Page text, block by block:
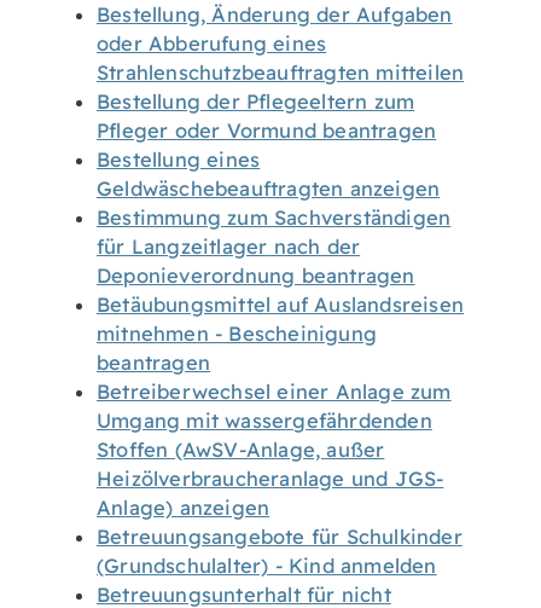
Bestellung, Änderung der Aufgaben
oder Abberufung eines
Strahlenschutzbeauftragten mitteilen
Bestellung der Pflegeeltern zum
Pfleger oder Vormund beantragen
Bestellung eines
Geldwäschebeauftragten anzeigen
Bestimmung zum Sachverständigen
für Langzeitlager nach der
Deponieverordnung beantragen
Betäubungsmittel auf Auslandsreisen
mitnehmen - Bescheinigung
beantragen
Betreiberwechsel einer Anlage zum
Umgang mit wassergefährdenden
Stoffen (AwSV-Anlage, außer
Heizölverbraucheranlage und JGS-
Anlage) anzeigen
Betreuungsangebote für Schulkinder
(Grundschulalter) - Kind anmelden
Betreuungsunterhalt für nicht